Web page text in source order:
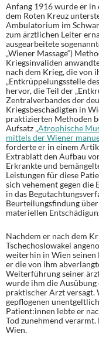
Anfang 1916 wurde er
dem Roten Kreuz
Ambulatorium im
zum ärztlichen Leiter
ausgearbeitete
„Wiener Massage“)
Kriegsinvaliden
nach dem Krieg, die von
„Entkrüppelungsstelle
hervor, die Teil der
Zentralverbandes der
Kriegsbeschädigten in
praktizierten Methoden
Aufsatz „Atrophische
mittels der Wiener
forderte er in einem
Extrablatt den Aufbau
Erkrankte und
Leistungen für diese
sich vehement gegen die
in das
Beurteilungsfindung
materiellen
Nachdem er nach dem
Tschechoslowakei
weiterhin in Wien seinen
er die von ihm
Weiterführung seiner
wurde ihm die Ausübung
praktischer Arzt versagt.
gepflogenen
Patient:innen lebte er
Tod zunehmend
Wien.